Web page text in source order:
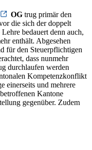
OG trug primär den
die sich der doppelt
bedauert denn auch,
enthält. Abgesehen
für den Steuerpflichtigen
dass nunmehr
durchlaufen werden
Kompetenzkonflikt
einerseits und mehrere
Kantone
gegenüber. Zudem